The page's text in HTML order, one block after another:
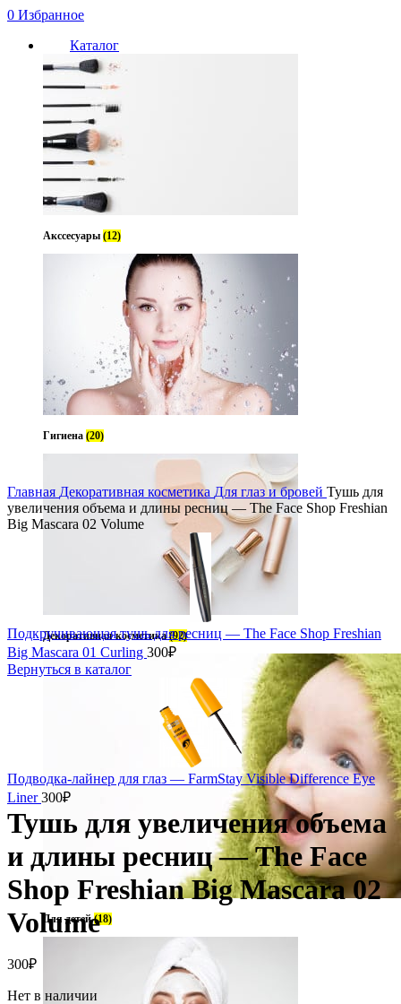
0 Избранное
Каталог
Акссесуары (12)
Гигиена (20)
Декоративная косметика(92)
Для детей(18)
Нет в наличии
Главная Декоративная косметика Для глаз и бровей Тушь для
увеличения объема и длины ресниц — The Face Shop Freshian
Big Mascara 02 Volume
Подкручивающая тушь для ресниц — The Face Shop Freshian
Big Mascara 01 Curling 300₽
Вернуться в каталог
Подводка-лайнер для глаз — FarmStay Visible Difference Eye
Liner300₽
Тушь для увеличения объема
и длины ресниц — The Face
Shop Freshian Big Mascara 02
Volume
300₽
Нет в наличии